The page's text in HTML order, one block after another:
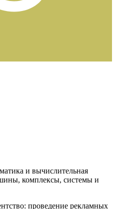
и вычислительная
комплексы, системы и
проведение рекламных